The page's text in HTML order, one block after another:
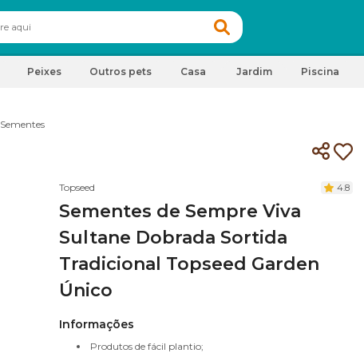
Peixes Outros pets Casa Jardim Piscina
Sementes
Topseed 4.8
Sementes de Sempre Viva
Sultane Dobrada Sortida
Tradicional Topseed Garden
Único
Informações
Produtos de fácil plantio;